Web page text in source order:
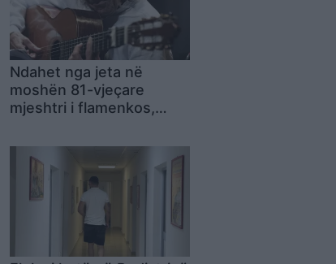
Ndahet nga jeta në
moshën 81-vjeçare
mjeshtri i flamenkos,